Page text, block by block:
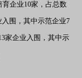
企业10家，占总数
入围，其中示范企业7
家企业入围，其中示